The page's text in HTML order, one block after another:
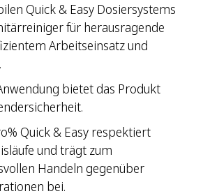
Quick & Easy Dosiersystems
für herausragende
Arbeitseinsatz und
bietet das Produkt
Quick & Easy respektiert
und trägt zum
Handeln gegenüber
bei.